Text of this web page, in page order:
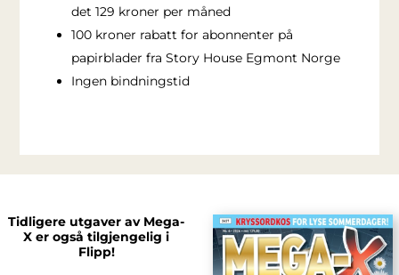
det 129 kroner per måned
100 kroner rabatt for abonnenter på
papirblader fra Story House Egmont Norge
Ingen bindningstid
Tidligere utgaver av Mega-
X er også tilgjengelig i
Flipp!